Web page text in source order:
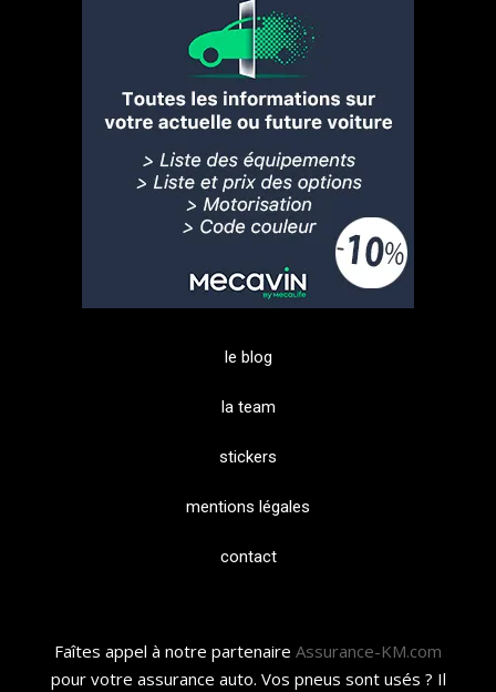
le blog
la team
stickers
mentions légales
contact
Faîtes appel à notre partenaire Assurance-KM.com
pour votre assurance auto. Vos pneus sont usés ? Il